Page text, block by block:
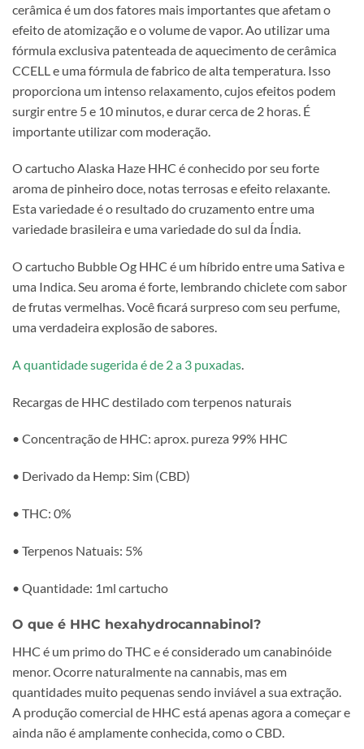
cerâmica é um dos fatores mais importantes que afetam o
efeito de atomização e o volume de vapor. Ao utilizar uma
fórmula exclusiva patenteada de aquecimento de cerâmica
CCELL e uma fórmula de fabrico de alta temperatura. Isso
proporciona um intenso relaxamento, cujos efeitos podem
surgir entre 5 e 10 minutos, e durar cerca de 2 horas. É
importante utilizar com moderação.
O cartucho Alaska Haze HHC é conhecido por seu forte
aroma de pinheiro doce, notas terrosas e efeito relaxante.
Esta variedade é o resultado do cruzamento entre uma
variedade brasileira e uma variedade do sul da Índia.
O cartucho Bubble Og HHC é um híbrido entre uma Sativa e
uma Indica. Seu aroma é forte, lembrando chiclete com sabor
de frutas vermelhas. Você ficará surpreso com seu perfume,
uma verdadeira explosão de sabores.
A quantidade sugerida é de 2 a 3 puxadas.
Recargas de HHC destilado com terpenos naturais
• Concentração de HHC: aprox. pureza 99% HHC
• Derivado da Hemp: Sim (CBD)
• THC: 0%
• Terpenos Natuais: 5%
• Quantidade: 1ml cartucho
O que é HHC hexahydrocannabinol?
HHC é um primo do THC e é considerado um canabinóide
menor. Ocorre naturalmente na cannabis, mas em
quantidades muito pequenas sendo inviável a sua extração.
A produção comercial de HHC está apenas agora a começar e
ainda não é amplamente conhecida, como o CBD.